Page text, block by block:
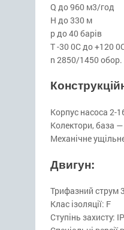
Q до 960 м3/год
H до 330 м
p до 40 барів
T -30 0С до +120
n 2850/1450
Корпус насоса 2-
Колектори, база
Механічне
Двигун:
Трифазний струм
Клас ізоляції: F
Ступінь захисту: